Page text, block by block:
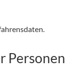
Personen